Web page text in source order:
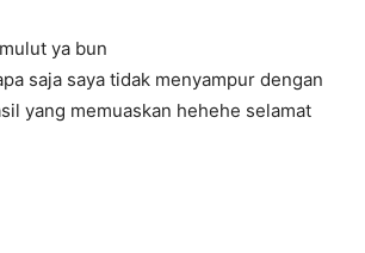
ya bun
saja saya tidak menyampur dengan
yang memuaskan hehehe selamat